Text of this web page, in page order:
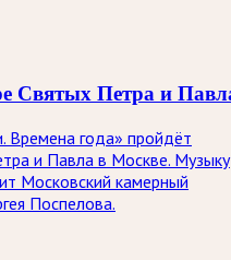
Святых Петра и
Времена года» пройдёт
и Павла в Москве. Музыку
Московский камерный
Поспелова.